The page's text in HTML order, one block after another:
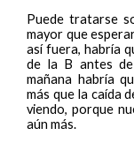
Puede tratarse
mayor que
así fuera, habría
de la B antes
mañana habría
más que la caída
viendo, porque
aún más.